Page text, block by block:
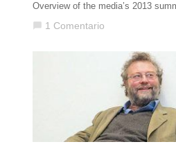
Overview of the media’s 2013
chat_bubble 1 Comentario